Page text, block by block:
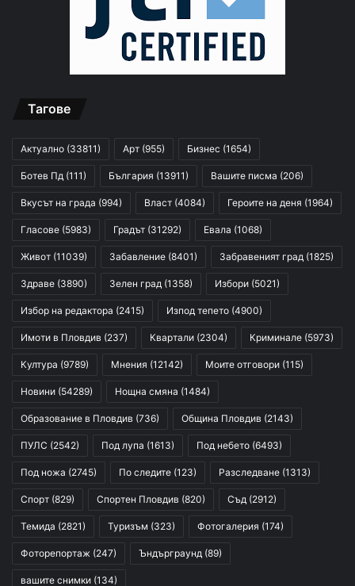
Тагове
Актуално (33811) Арт (955) Бизнес (1654)
Ботев Пд (111) България (13911) Вашите писма (206)
Вкусът на града (994) Власт (4084) Героите на деня (1964)
Гласове (5983) Градът (31292) Евала (1068)
Живот (11039) Забавление (8401) Забравеният град (1825)
Здраве (3890) Зелен град (1358) Избори (5021)
Избор на редактора (2415) Изпод тепето (4900)
Имоти в Пловдив (237) Квартали (2304) Криминале (5973)
Култура (9789) Мнения (12142) Моите отговори (115)
Новини (54289) Нощна смяна (1484)
Образование в Пловдив (736) Община Пловдив (2143)
ПУЛС (2542) Под лупа (1613) Под небето (6493)
Под ножа (2745) По следите (123) Разследване (1313)
Спорт (829) Спортен Пловдив (820) Съд (2912)
Темида (2821) Туризъм (323) Фотогалерия (174)
Фоторепортаж (247) Ъндърграунд (89)
вашите снимки (134)